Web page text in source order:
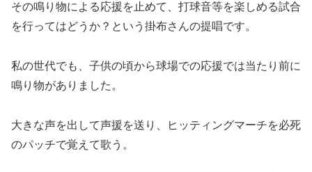
その鳴り物による応援を止めて、打球音等を楽しめる試合
を行ってはどうか？という掛布さんの提唱です。
私の世代でも、子供の頃から球場での応援では当たり前に
鳴り物がありました。
大きな声を出して声援を送り、ヒッティングマーチを必死
のパッチで覚えて歌う。